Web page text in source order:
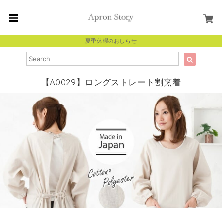
夏季休暇のおしらせ
【A0029】ロングストレート割烹着